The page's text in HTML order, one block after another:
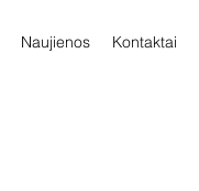
Naujienos Kontaktai